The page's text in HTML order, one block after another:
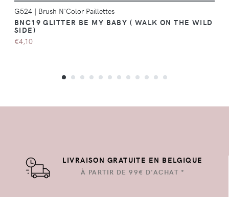
G524 | Brush N'Color Paillettes
BNC19 GLITTER BE MY BABY ( WALK ON THE WILD
SIDE)
€4,10
LIVRAISON GRATUITE EN BELGIQUE
À PARTIR DE 99€ D'ACHAT *